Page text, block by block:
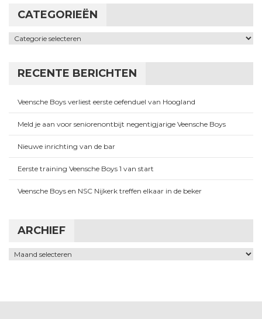
CATEGORIEËN
Categorieën
RECENTE BERICHTEN
Veensche Boys verliest eerste oefenduel van Hoogland
Meld je aan voor seniorenontbijt negentigjarige Veensche Boys
Nieuwe inrichting van de bar
Eerste training Veensche Boys 1 van start
Veensche Boys en NSC Nijkerk treffen elkaar in de beker
ARCHIEF
Archief